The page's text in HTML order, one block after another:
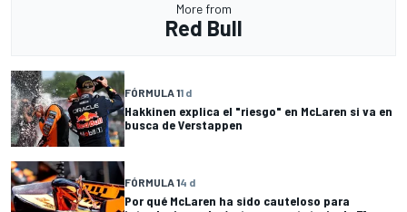
More from
Red Bull
FÓRMULA 11 d
Hakkinen explica el "riesgo" en McLaren si va en
busca de Verstappen
FÓRMULA 14 d
Por qué McLaren ha sido cauteloso para